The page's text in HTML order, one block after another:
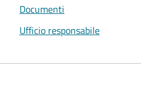
Documenti
Ufficio responsabile